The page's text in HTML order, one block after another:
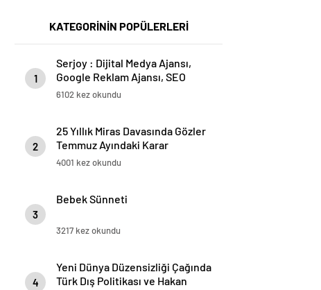
KATEGORİNİN POPÜLERLERİ
1
Serjoy : Dijital Medya Ajansı,
Google Reklam Ajansı, SEO
Ajansı ve Web Tasarım Ajansı
6102 kez okundu
2
25 Yıllık Miras Davasında Gözler
Temmuz Ayındaki Karar
Duruşmasına Çevrildi
4001 kez okundu
3
Bebek Sünneti
3217 kez okundu
4
Yeni Dünya Düzensizliği Çağında
Türk Dış Politikası ve Hakan